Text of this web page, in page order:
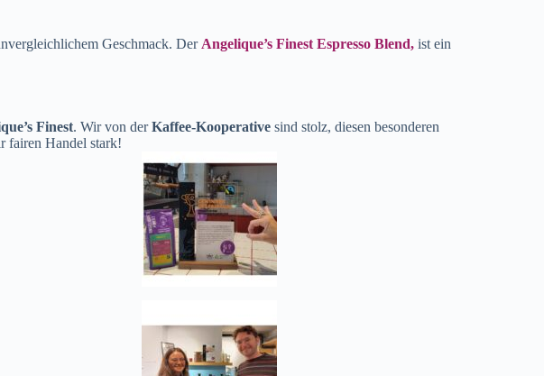
Geschmack. Der Angelique’s Finest Espresso Blend, ist ein
Finest. Wir von derKaffee-Kooperative sind stolz, diesen besonderen
fairen Handel stark!